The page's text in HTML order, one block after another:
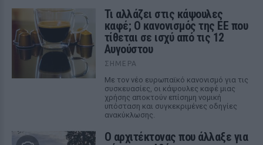
Τι αλλάζει στις κάψουλες
καφέ; Ο κανονισμός της ΕΕ που
τίθεται σε ισχύ από τις 12
Αυγούστου
ΣΉΜΕΡΑ
Με τον νέο ευρωπαϊκό κανονισμό για τις
συσκευασίες, οι κάψουλες καφέ μιας
χρήσης αποκτούν επίσημη νομική
υπόσταση και συγκεκριμένες οδηγίες
ανακύκλωσης.
Ο αρχιτέκτονας που άλλαξε για